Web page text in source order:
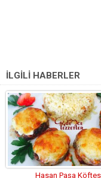
İLGİLİ HABERLER
Hasan Paşa